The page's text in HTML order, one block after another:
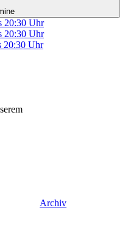
20:30 Uhr
20:30 Uhr
20:30 Uhr
Archiv